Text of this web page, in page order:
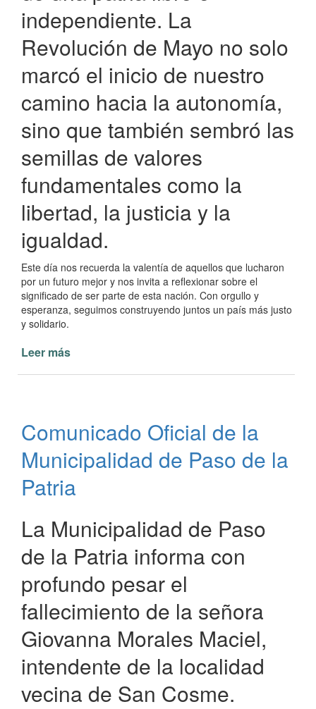
independiente. La
Revolución de Mayo no solo
marcó el inicio de nuestro
camino hacia la autonomía,
sino que también sembró las
semillas de valores
fundamentales como la
libertad, la justicia y la
igualdad.
Este día nos recuerda la valentía de aquellos que lucharon
por un futuro mejor y nos invita a reflexionar sobre el
significado de ser parte de esta nación. Con orgullo y
esperanza, seguimos construyendo juntos un país más justo
y solidario.
Leer más
de
la
Patria
Comunicado Oficial de la
Municipalidad de Paso de la
Patria
La Municipalidad de Paso
de la Patria informa con
profundo pesar el
fallecimiento de la señora
Giovanna Morales Maciel,
intendente de la localidad
vecina de San Cosme.